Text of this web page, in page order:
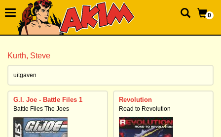
0
Kurth, Steve
uitgaven
G.I. Joe - Battle Files 1
Battle Files The Joes
Revolution
Road to Revolution